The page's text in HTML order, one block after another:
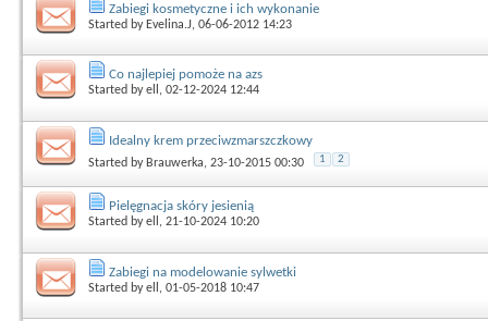
Zabiegi kosmetyczne i ich wykonanie
Started by Evelina.J, 06-06-2012 14:23
Co najlepiej pomoże na azs
Started byell , 02-12-2024 12:44
Idealny krem przeciwzmarszczkowy
Started by Brauwerka, 23-10-2015 00:30 1 2
Pielęgnacja skóry jesienią
Started byell , 21-10-2024 10:20
Zabiegi na modelowanie sylwetki
Started byell , 01-05-2018 10:47